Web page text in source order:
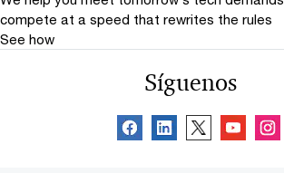
compete at a speed that rewrites the rules
See how
Síguenos